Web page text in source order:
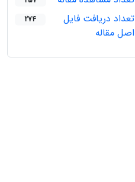
تعداد دریافت فایل
اصل مقاله
274